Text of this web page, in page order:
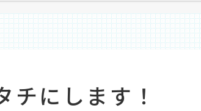
チにします！